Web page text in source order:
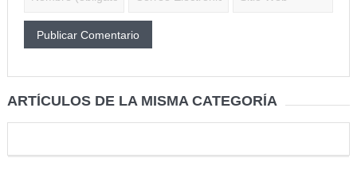
ARTÍCULOS DE LA MISMA CATEGORÍA